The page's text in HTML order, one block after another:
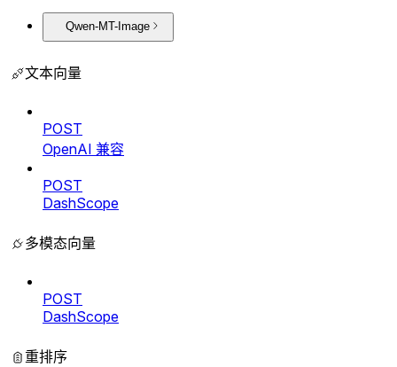
Qwen-MT-Image
文本向量
POST
OpenAI 兼容
POST
DashScope
多模态向量
POST
DashScope
重排序